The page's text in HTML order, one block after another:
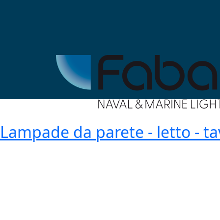
Lampade da parete - letto -